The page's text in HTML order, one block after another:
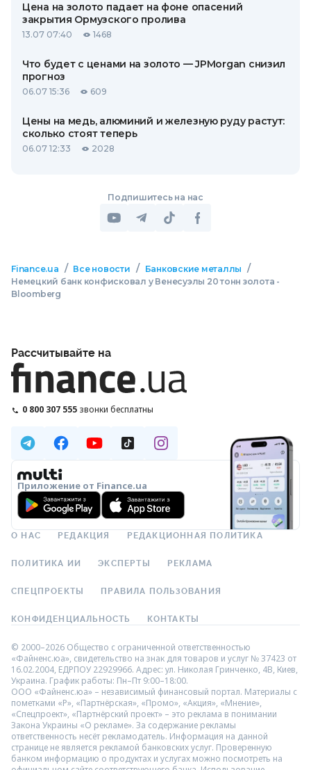
Цена на золото падает на фоне опасений
закрытия Ормузского пролива
13.07 07:40 1468
Что будет с ценами на золото — JPMorgan снизил
прогноз
06.07 15:36 609
Цены на медь, алюминий и железную руду растут:
сколько стоят теперь
06.07 12:33 2028
Подпишитесь на нас
Finance.ua / Все новости / Банковские металлы /
Немецкий банк конфисковал у Венесуэлы 20 тонн золота -
Bloomberg
Рассчитывайте на
0 800 307 555 звонки бесплатны
Приложение от Finance.ua
О НАС РЕДАКЦИЯ РЕДАКЦИОННАЯ ПОЛИТИКА
ПОЛИТИКА ИИ ЭКСПЕРТЫ РЕКЛАМА
СПЕЦПРОЕКТЫ ПРАВИЛА ПОЛЬЗОВАНИЯ
КОНФИДЕНЦИАЛЬНОСТЬ КОНТАКТЫ
© 2000–2026 Общество с ограниченной ответственностью
«Файненс.юа», свидетельство на знак для товаров и услуг № 37423 от
16.02.2004, ЕДРПОУ 22929966. Адрес: ул. Николая Гринченко, 4В, Киев,
Украина. График работы: Пн–Пт 9:00–18:00.
ООО «Файненс.юа» – независимый финансовый портал. Материалы с
пометками «Р», «Партнёрская», «Промо», «Акция», «Мнение»,
«Спецпроект», «Партнёрский проект» – это реклама в понимании
Закона Украины «О рекламе». За содержание рекламы
ответственность несёт рекламодатель. Информация на данной
странице не является рекламой банковских услуг. Проверенную
банком информацию о продуктах и услугах можно посмотреть на